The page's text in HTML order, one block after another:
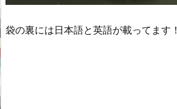
袋の裏には日本語と英語が載ってます！